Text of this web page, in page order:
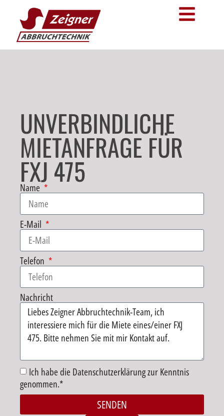
UNVERBINDLICHE
MIETANFRAGE FÜR
FXJ 475
Name
E-Mail
Telefon
Nachricht
Ich habe die Datenschutzerklärung zur Kenntnis
genommen.*
SENDEN